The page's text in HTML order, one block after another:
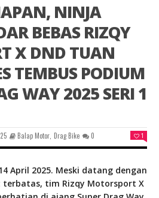
NINJA
BEBAS RIZQY
X DND TUAN
TEMBUS PODIUM
WAY 2025 SERI 1
Balap Motor, Drag Bike 0 1
April 2025. Meski datang dengan
terbatas, tim Rizqy Motorsport X